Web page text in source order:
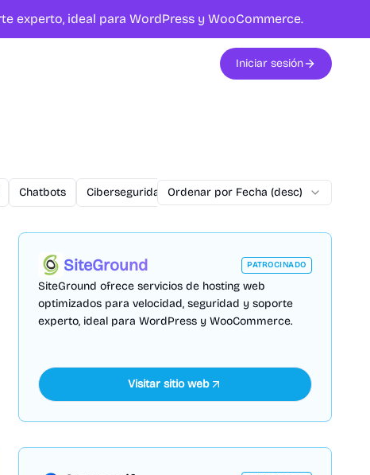
experto, ideal para WordPress y WooCommerce.
Iniciar sesión
Chatbots Ciberseguridad commercetools Conversiones
Ordenar por Fecha (desc)
SiteGround PATROCINADO
SiteGround ofrece servicios de hosting web
optimizados para velocidad, seguridad y soporte
experto, ideal para WordPress y WooCommerce.
Visitar sitio web